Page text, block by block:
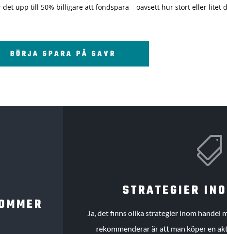
upp till 50% billigare att fondspara – oavsett hur stort eller litet
BÖRJA SPARA PÅ SAVR

STRATEGIER
Ja, det finns olika strategier inom handel
rekommenderar är att man köper en